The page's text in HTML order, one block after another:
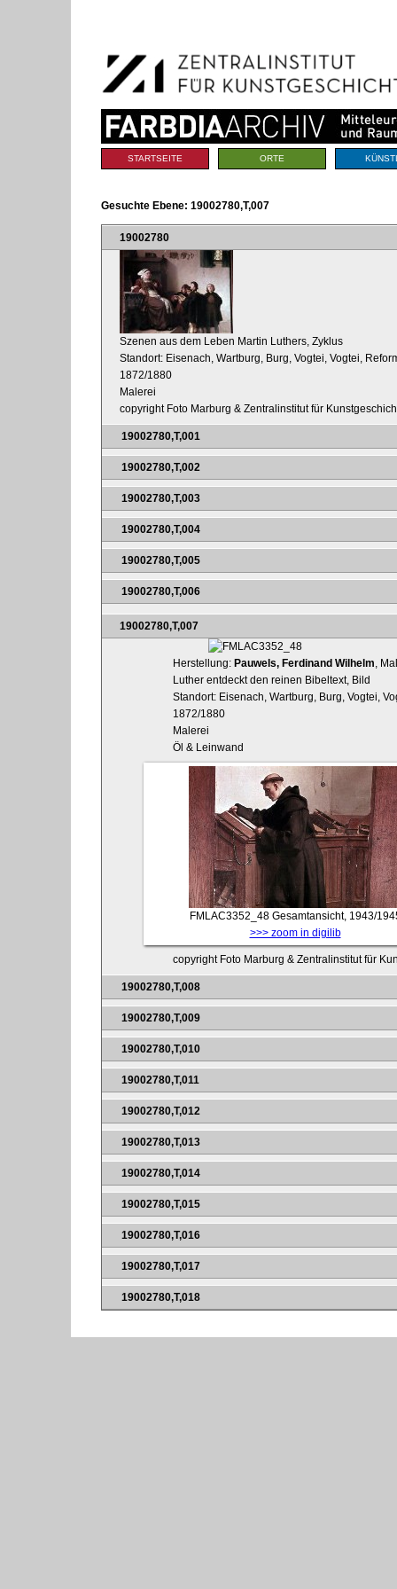
Navigation
Sektionen
STARTSEITE ORTE
Gesuchte Ebene: 19002780,T,007
19002780
Szenen aus dem Leben Martin Luthers, Zyklus
Standort: Eisenach, Wartburg, Burg, Vogtei, Vogtei,
1872/1880
Malerei
copyright Foto Marburg & Zentralinstitut für
19002780,T,001
19002780,T,002
19002780,T,003
19002780,T,004
19002780,T,005
19002780,T,006
19002780,T,007
Herstellung: Pauwels, Ferdinand Wilhelm,
Luther entdeckt den reinen Bibeltext, Bild
Standort: Eisenach, Wartburg, Burg, Vogtei,
1872/1880
Malerei
Öl & Leinwand
FMLAC3352_48 Gesamtansicht, 1943/
>>> zoom in digilib
copyright Foto Marburg & Zentralinstitut für
19002780,T,008
19002780,T,009
19002780,T,010
19002780,T,011
19002780,T,012
19002780,T,013
19002780,T,014
19002780,T,015
19002780,T,016
19002780,T,017
19002780,T,018